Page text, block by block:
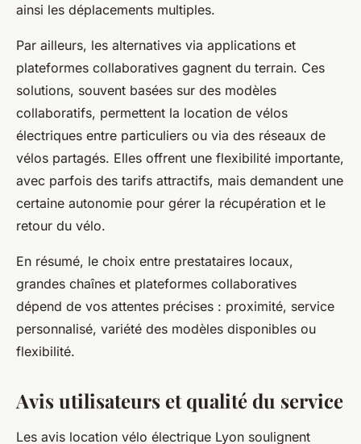
ainsi les déplacements multiples.
Par ailleurs, les alternatives via applications et
plateformes collaboratives gagnent du terrain. Ces
solutions, souvent basées sur des modèles
collaboratifs, permettent la location de vélos
électriques entre particuliers ou via des réseaux de
vélos partagés. Elles offrent une flexibilité importante,
avec parfois des tarifs attractifs, mais demandent une
certaine autonomie pour gérer la récupération et le
retour du vélo.
En résumé, le choix entre prestataires locaux,
grandes chaînes et plateformes collaboratives
dépend de vos attentes précises : proximité, service
personnalisé, variété des modèles disponibles ou
flexibilité.
Avis utilisateurs et qualité du service
Les avis location vélo électrique Lyon soulignent